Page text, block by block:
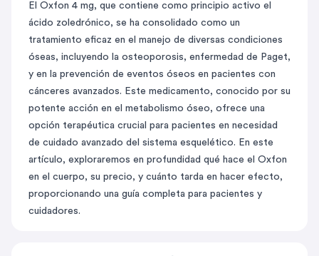
El Oxfon 4 mg, que contiene como principio activo el
ácido zoledrónico, se ha consolidado como un
tratamiento eficaz en el manejo de diversas condiciones
óseas, incluyendo la osteoporosis, enfermedad de Paget,
y en la prevención de eventos óseos en pacientes con
cánceres avanzados. Este medicamento, conocido por su
potente acción en el metabolismo óseo, ofrece una
opción terapéutica crucial para pacientes en necesidad
de cuidado avanzado del sistema esquelético. En este
artículo, exploraremos en profundidad qué hace el Oxfon
en el cuerpo, su precio, y cuánto tarda en hacer efecto,
proporcionando una guía completa para pacientes y
cuidadores.